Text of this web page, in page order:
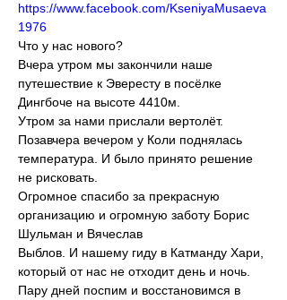
https://www.facebook.com/KseniyaMusaeva
1976
Что у нас нового?
Вчера утром мы закончили наше
путешествие к Эвересту в посёлке
Дингбоче на высоте 4410м.
Утром за нами прислали вертолёт.
Позавчера вечером у Коли поднялась
температура. И было принято решение
не рисковать.
Огромное спасибо за прекрасную
организацию и огромную заботу Борис
Шульман и Вячеслав
Выблов. И нашему гиду в Катманду Хари,
который от нас не отходит день и ночь.
Пару дней поспим и восстановимся в